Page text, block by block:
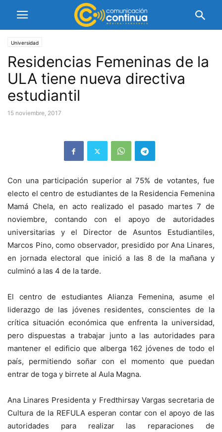
Universidad
Residencias Femeninas de la
ULA tiene nueva directiva
estudiantil
15 noviembre, 2017
Con una participación superior al 75% de votantes, fue
electo el centro de estudiantes de la Residencia Femenina
Mamá Chela, en acto realizado el pasado martes 7 de
noviembre, contando con el apoyo de autoridades
universitarias y el Director de Asuntos Estudiantiles,
Marcos Pino, como observador, presidido por Ana Linares,
en jornada electoral que inició a las 8 de la mañana y
culminó a las 4 de la tarde.
El centro de estudiantes Alianza Femenina, asume el
liderazgo de las jóvenes residentes, conscientes de la
crítica situación económica que enfrenta la universidad,
pero dispuestas a trabajar junto a las autoridades para
mantener el edificio que alberga 162 jóvenes de todo el
país, permitiendo soñar con el momento que puedan
entrar de toga y birrete al Aula Magna.
Ana Linares Presidenta y Fredthirsay Vargas secretaria de
Cultura de la REFULA esperan contar con el apoyo de las
autoridades para realizar las reparaciones de